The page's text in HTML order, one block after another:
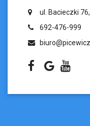
ul. Bacieczki
692-476-999